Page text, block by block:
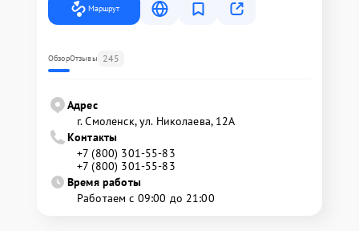
Маршрут
ОбзорОтзывы 245
Адрес
г. Смоленск, ул. Николаева, 12А
Контакты
+7 (800) 301-55-83
+7 (800) 301-55-83
Время работы
Работаем с 09:00 до 21:00